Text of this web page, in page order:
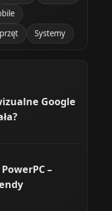
Systemy
Google
–